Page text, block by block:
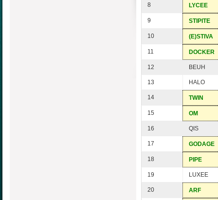
8 LYCEE
9 STIPITE
10 (E)STIVA
11 DOCKER
12 BEUH
13 HALO
14 TWIN
15 OM
16 QIS
17 GODAGE
18 PIPE
19 LUXEE
20 ARF